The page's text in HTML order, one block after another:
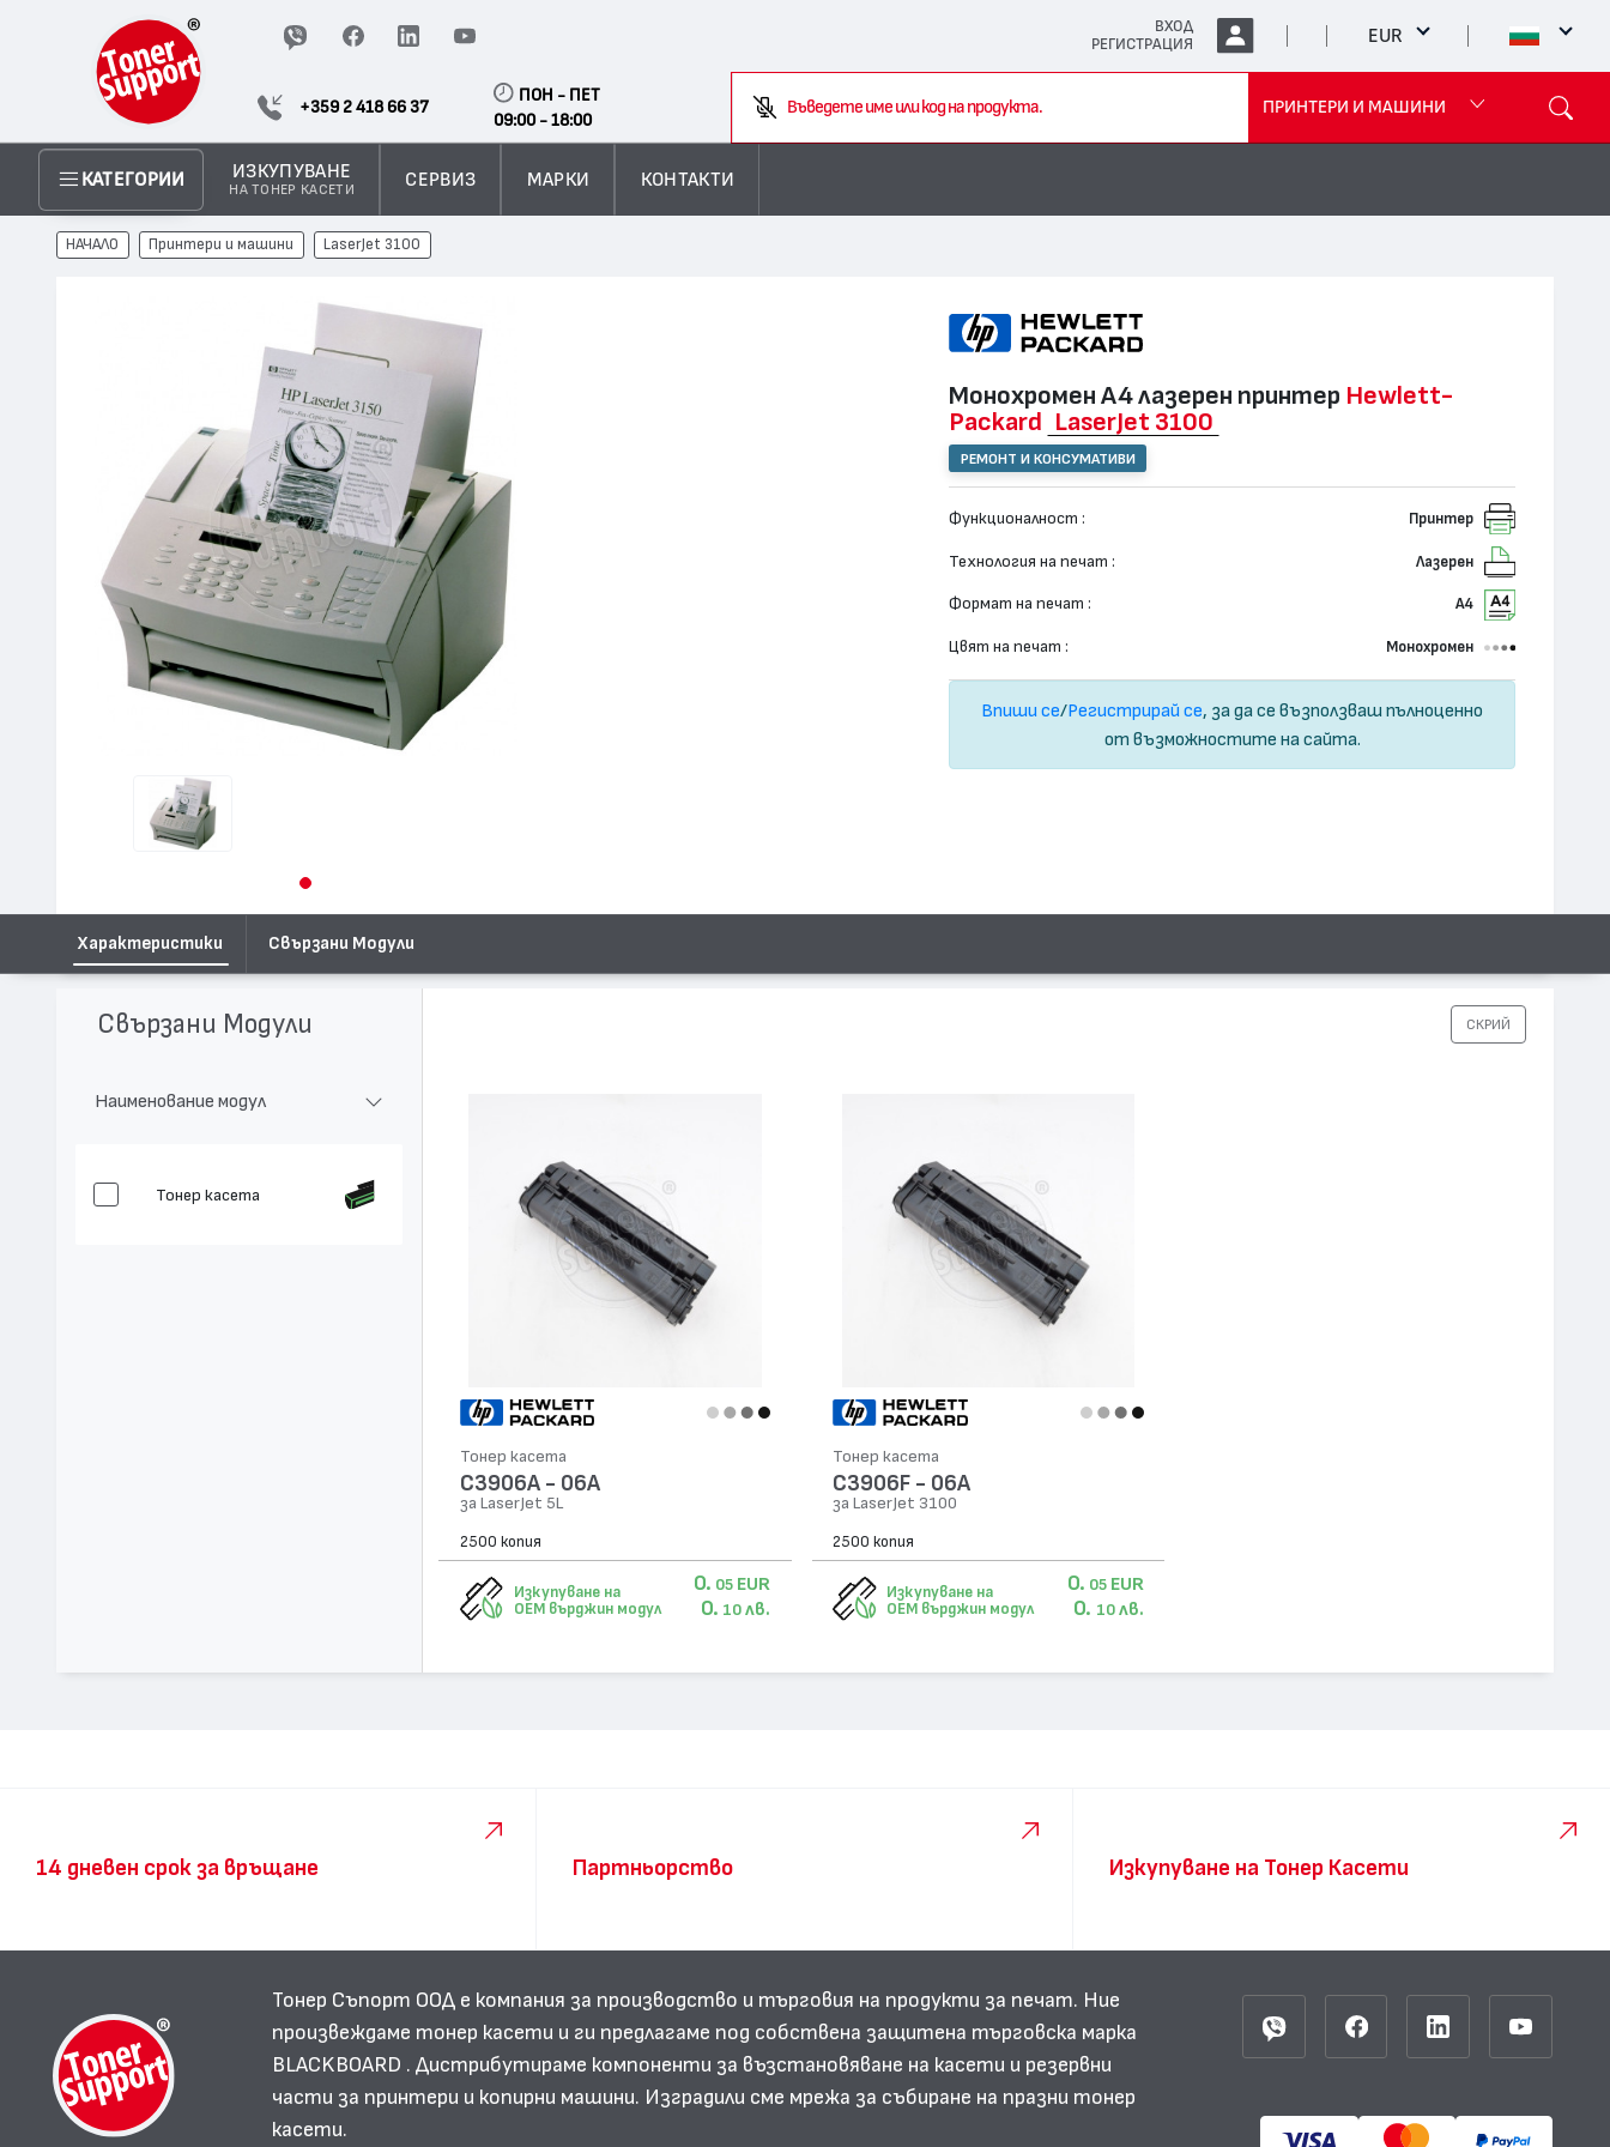
ВХОД
РЕГИСТРАЦИЯ
EUR
+359 2 418 66 37
ПОН - ПЕТ
09:00 - 18:00
Въведете име или код на продукта.
ПРИНТЕРИ И МАШИНИ
КАТЕГОРИИ ИЗКУПУВАНЕ
НА ТОНЕР КАСЕТИ
СЕРВИЗ МАРКИ КОНТАКТИ
НАЧАЛО Принтери и машини LaserJet 3100
Монохромен А4 лазерен принтер Hewlett-
Packard
LaserJet 3100
РЕМОНТ И КОНСУМАТИВИ
Функционалност : Принтер
Технология на печат : Лазерен
Формат на печат : А4
Цвят на печат : Монохромен
Впиши се/Регистрирай се, за да се възползваш пълноценно
от възможностите на сайта.
Характеристики Свързани Модули
Свързани Модули СКРИЙ
Наименование модул
Тонер касета
Тонер касета
C3906A - 06А
за LaserJet 5L
2500 копия
Изкупуване на
OEM върджин модул
0. 05 EUR
0. 10 лв.
Тонер касета
C3906F - 06А
за LaserJet 3100
2500 копия
Изкупуване на
OEM върджин модул
0. 05 EUR
0. 10 лв.
14 дневен срок за връщане Партньорство Изкупуване на Тонер Касети
Тонер Съпорт ООД е компания за производство и търговия на продукти за печат. Ние
произвеждаме тонер касети и ги предлагаме под собствена защитена търговска марка
BLACKBOARD . Дистрибутираме компоненти за възстановяване на касети и резервни
части за принтери и копирни машини. Изградили сме мрежа за събиране на празни тонер
касети.